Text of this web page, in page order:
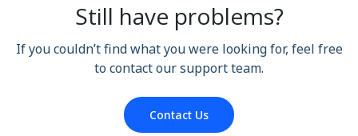
Still have problems?
If you couldn’t find what you were looking for, feel free
to contact our support team.